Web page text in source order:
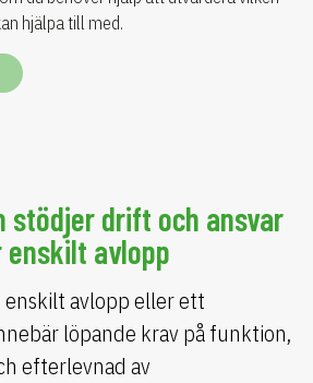
hjälpa till med.
stödjer drift och ansvar
enskilt avlopp
avlopp eller ett
löpande krav på funktion,
efterlevnad av